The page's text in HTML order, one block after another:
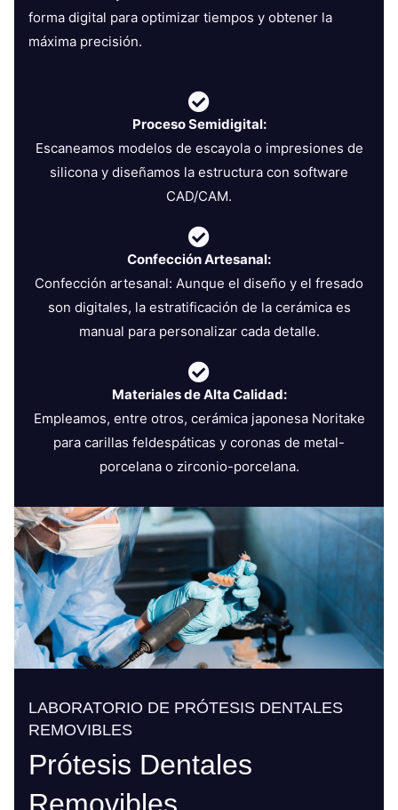
forma digital para optimizar tiempos y obtener la
máxima precisión.
Proceso Semidigital:
Escaneamos modelos de escayola o impresiones de
silicona y diseñamos la estructura con software
CAD/CAM.
Confección Artesanal:
Confección artesanal: Aunque el diseño y el fresado
son digitales, la estratificación de la cerámica es
manual para personalizar cada detalle.
Materiales de Alta Calidad:
Empleamos, entre otros, cerámica japonesa Noritake
para carillas feldespáticas y coronas de metal-
porcelana o zirconio-porcelana.
LABORATORIO DE PRÓTESIS DENTALES
REMOVIBLES
Prótesis Dentales